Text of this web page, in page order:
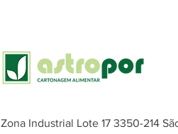
Zona Industrial Lote 17 3350-214